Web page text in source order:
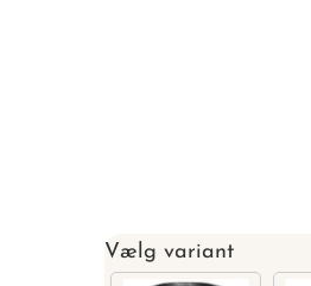
Vælg variant